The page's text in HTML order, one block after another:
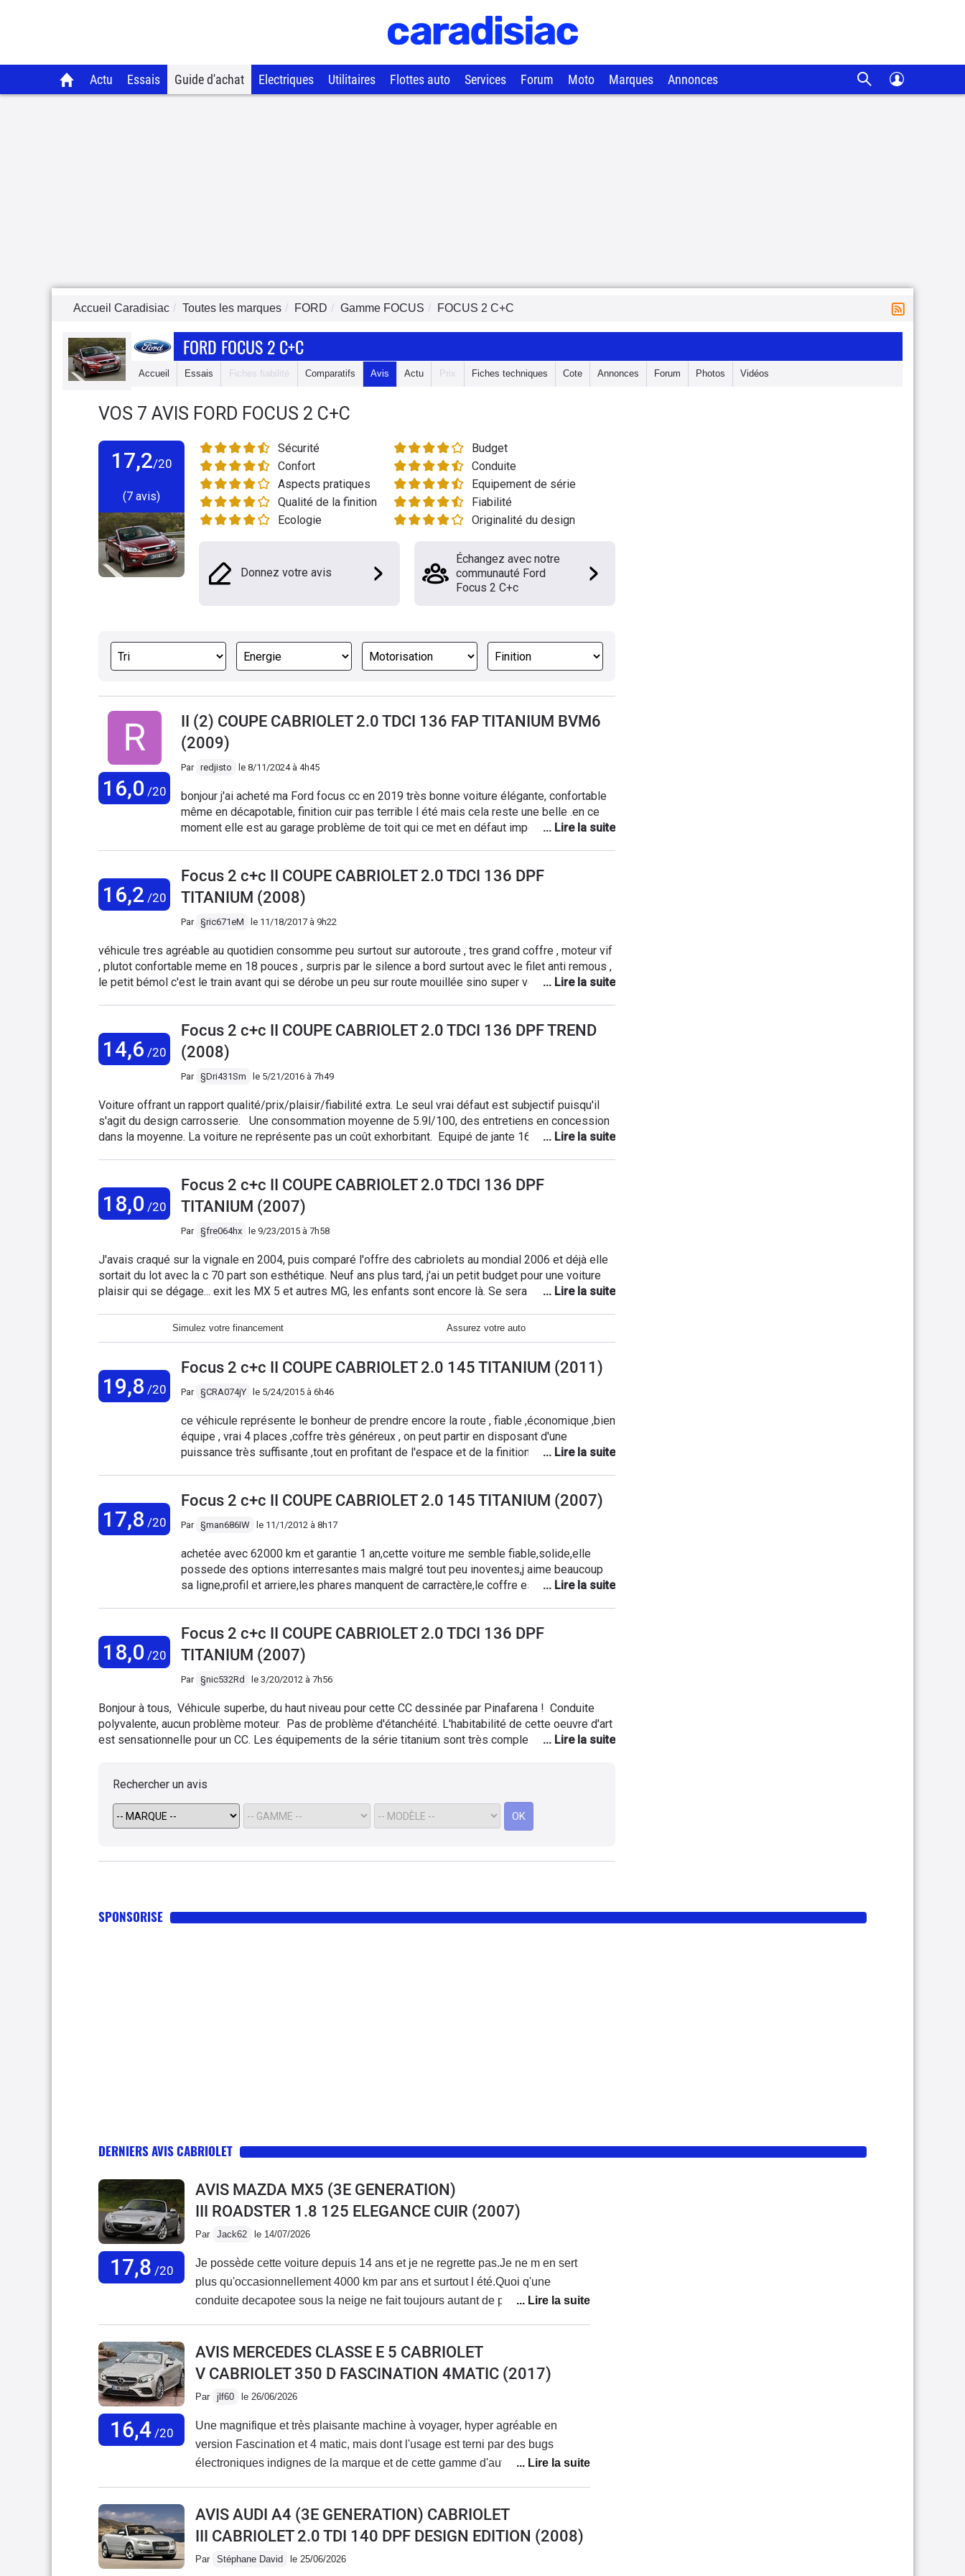
Actu Essais Guide d'achat Electriques Utilitaires Flottes auto Services Forum Moto Marques Annonces
Accueil Caradisiac Toutes les marques FORD Gamme FOCUS FOCUS 2 C+C
FORD FOCUS 2 C+C
Accueil Essais Fiches fiabilité Comparatifs Avis Actu Prix Fiches techniques Cote Annonces Forum Photos Vidéos
VOS 7 AVIS FORD FOCUS 2 C+C
17,2/20
(7 avis)
Sécurité
Budget
Confort
Conduite
Aspects pratiques
Equipement de série
Qualité de la finition
Fiabilité
Ecologie
Originalité du design
Donnez votre avis
Échangez avec notre
communauté Ford
Focus 2 C+c
16,0 /20
II (2) COUPE CABRIOLET 2.0 TDCI 136 FAP TITANIUM BVM6
(2009)
Par redjisto le 8/11/2024 à 4h45
bonjour j'ai acheté ma Ford focus cc en 2019 très bonne voiture élégante, confortable
même en décapotable, finition cuir pas terrible l été mais cela reste une belle .en ce
moment elle est au garage problème de toit qui ce met en défaut impossible de
16,2 /20
Focus 2 c+c II COUPE CABRIOLET 2.0 TDCI 136 DPF
TITANIUM (2008)
Par §ric671eM le 11/18/2017 à 9h22
véhicule tres agréable au quotidien consomme peu surtout sur autoroute , tres grand coffre , moteur vif
, plutot confortable meme en 18 pouces , surpris par le silence a bord surtout avec le filet anti remous ,
le petit bémol c'est le train avant qui se dérobe un peu sur route mouillée sino super voiture
14,6 /20
Focus 2 c+c II COUPE CABRIOLET 2.0 TDCI 136 DPF TREND
(2008)
Par §Dri431Sm le 5/21/2016 à 7h49
Voiture offrant un rapport qualité/prix/plaisir/fiabilité extra. Le seul vrai défaut est subjectif puisqu'il
s'agit du design carrosserie. Une consommation moyenne de 5.9l/100, des entretiens en concession
dans la moyenne. La voiture ne représente pas un coût exhorbitant. Equipé de jante 16" le confort est
18,0 /20
Focus 2 c+c II COUPE CABRIOLET 2.0 TDCI 136 DPF
TITANIUM (2007)
Par §fre064hx le 9/23/2015 à 7h58
J'avais craqué sur la vignale en 2004, puis comparé l'offre des cabriolets au mondial 2006 et déjà elle
sortait du lot avec la c 70 part son esthétique. Neuf ans plus tard, j'ai un petit budget pour une voiture
plaisir qui se dégage... exit les MX 5 et autres MG, les enfants sont encore là. Se sera donc une focus
est excellente, le confort et le plaisir de conduire sont là. Bon ça reste une ford, carroserie sensible
aux pocs, certains plastiques vieillissent mal, les rangements intéreurs (hormis les vides poches des
tout cela reste anecdotique face au plaisir que cette voiture procure à son conducteur et à ses
passagers. Capoté sur route bosselée, j'avais l'impression de naviguer dans un vieux gréement, pour
retrouver la souplesse des joints je conseillerais d'appliquer de la graisse pour joints pneumatiques
avec un petit pinceau dur, laissez pénétrer et essuyez. Bonne route à tous.
Simulez votre financement Assurez votre auto
19,8 /20
Focus 2 c+c II COUPE CABRIOLET 2.0 145 TITANIUM (2011)
Par §CRA074jY le 5/24/2015 à 6h46
ce véhicule représente le bonheur de prendre encore la route , fiable ,économique ,bien
équipe , vrai 4 places ,coffre très généreux , on peut partir en disposant d'une
puissance très suffisante ,tout en profitant de l'espace et de la finition , dommage que
17,8 /20
Focus 2 c+c II COUPE CABRIOLET 2.0 145 TITANIUM (2007)
Par §man686IW le 11/1/2012 à 8h17
achetée avec 62000 km et garantie 1 an,cette voiture me semble fiable,solide,elle
possede des options interresantes mais malgré tout peu inoventes,j aime beaucoup
sa ligne,profil et arriere,les phares manquent de carractère,le coffre est majestueux,et l
un peu de compartiments de rangement.la motorisation 2 l essence invite a une
conduite tranquile .
18,0 /20
Focus 2 c+c II COUPE CABRIOLET 2.0 TDCI 136 DPF
TITANIUM (2007)
Par §nic532Rd le 3/20/2012 à 7h56
Bonjour à tous, Véhicule superbe, du haut niveau pour cette CC dessinée par Pinafarena ! Conduite
polyvalente, aucun problème moteur. Pas de problème d'étanchéité. L'habitabilité de cette oeuvre d'art
est sensationnelle pour un CC. Les équipements de la série titanium sont très complet (jantes alu 17",
franchement, c'est peanuts ! Si vous hésitez avec les concurrentes, optez pour cette CC qui a vraiment
tous les atouts pour vous charmer :)
Rechercher un avis
OK
SPONSORISE
DERNIERS AVIS CABRIOLET
17,8 /20
AVIS MAZDA MX5 (3E GENERATION)
III ROADSTER 1.8 125 ELEGANCE CUIR (2007)
Par Jack62 le 14/07/2026
Je possède cette voiture depuis 14 ans et je ne regrette pas.Je ne m en sert
plus qu'occasionnellement 4000 km par ans et surtout l été.Quoi q'une
conduite decapotee sous la neige ne fait toujours autant de plaisir et je me fait
connu de panne .A part l entretien habituel jamais de séjour au garage.
16,4/20
AVIS MERCEDES CLASSE E 5 CABRIOLET
V CABRIOLET 350 D FASCINATION 4MATIC (2017)
Par jlf60 le 26/06/2026
Une magnifique et très plaisante machine à voyager, hyper agréable en
version Fascination et 4 matic, mais dont l'usage est terni par des bugs
électroniques indignes de la marque et de cette gamme d'auto.Agacé à
revendre, à regret tant à son volant comme à la regarder le plaisir était total.
AVIS AUDI A4 (3E GENERATION) CABRIOLET
III CABRIOLET 2.0 TDI 140 DPF DESIGN EDITION (2008)
Par Stéphane David le 25/06/2026